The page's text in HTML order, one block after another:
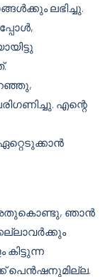
ലഭിച്ചു.
എന്റെ
അതുകൊണ്ടു, ഞാൻ
പെൻഷനുമില്ല.